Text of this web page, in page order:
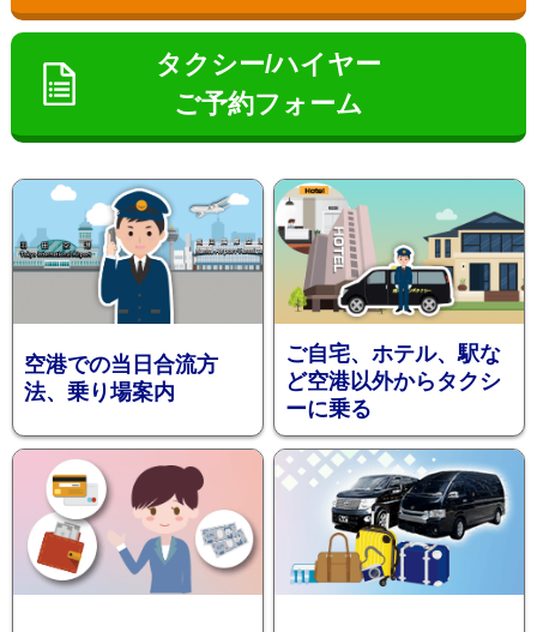
インフ
ォメー
タクシー/ハイヤー
ご予約フォーム
空港での当日合流方
法、乗り場案内
ご自宅、ホテル、駅な
ど空港以外からタクシ
ーに乗る